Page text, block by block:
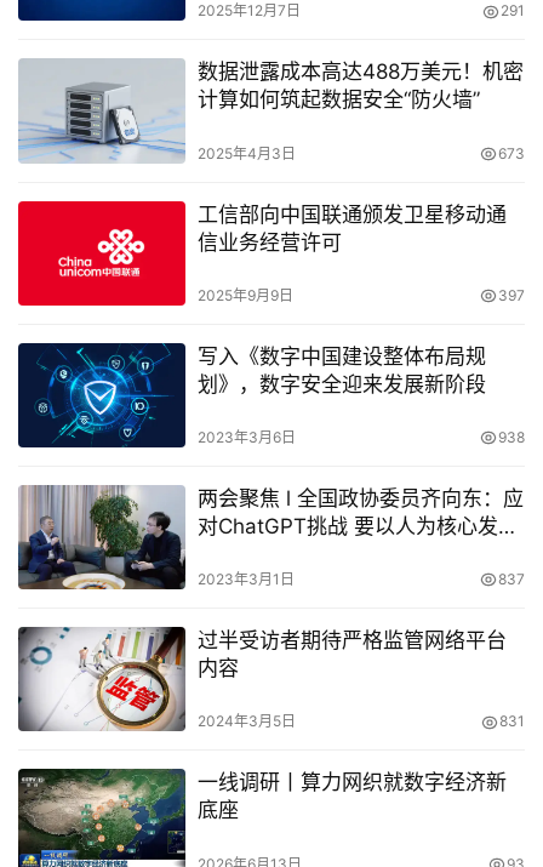
2025年12月7日 291
数据泄露成本高达488万美元！机密
计算如何筑起数据安全“防火墙”
2025年4月3日 673
工信部向中国联通颁发卫星移动通
信业务经营许可
2025年9月9日 397
写入《数字中国建设整体布局规
划》，数字安全迎来发展新阶段
2023年3月6日 938
两会聚焦 l 全国政协委员齐向东：应
对ChatGPT挑战 要以人为核心发展
2023年3月1日 837
过半受访者期待严格监管网络平台
内容
2024年3月5日 831
一线调研丨算力网织就数字经济新
底座